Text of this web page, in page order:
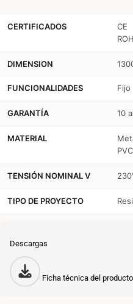
bombillas
–
bombillas
–
CERTIFICADOS
CE
DIMENSION
FUNCIONALIDADES Fijo
GARANTÍA 10
MATERIAL
PVC
TENSIÓN NOMINAL V
TIPO DE PROYECTO
Descargas
Ficha técnica del producto